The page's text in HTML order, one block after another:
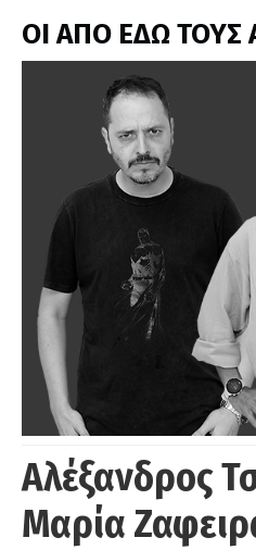
ΟΙ ΑΠΟ ΕΔΩ ΤΟΥΣ
Αλέξανδρος
Μαρία